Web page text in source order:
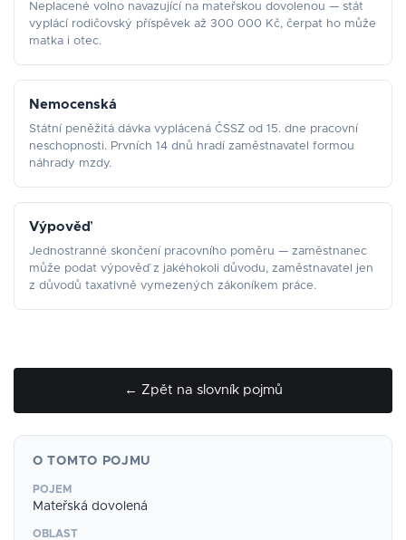
Neplacené volno navazující na mateřskou dovolenou — stát
vyplácí rodičovský příspěvek až 300 000 Kč, čerpat ho může
matka i otec.
Nemocenská
Státní peněžitá dávka vyplácená ČSSZ od 15. dne pracovní
neschopnosti. Prvních 14 dnů hradí zaměstnavatel formou
náhrady mzdy.
Výpověď
Jednostranné skončení pracovního poměru — zaměstnanec
může podat výpověď z jakéhokoli důvodu, zaměstnavatel jen
z důvodů taxativně vymezených zákoníkem práce.
← Zpět na slovník pojmů
O TOMTO POJMU
POJEM
Mateřská dovolená
OBLAST